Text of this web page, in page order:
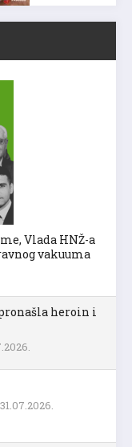
Vlada HNŽ-a
vakuuma
heroin i
31.07.2026.